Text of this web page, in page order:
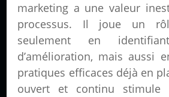
marketing a une valeur
processus. Il joue un
seulement en
d’amélioration, mais aussi
pratiques efficaces déjà en
ouvert et continu stimule